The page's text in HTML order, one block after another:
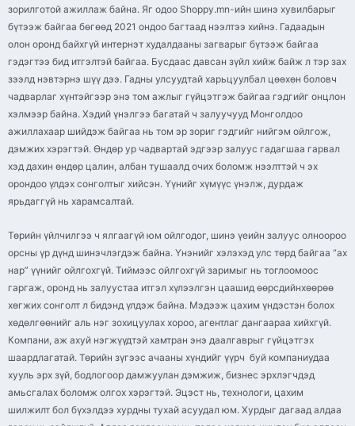
зорилготой ажиллаж байна. Яг одоо Shoppy.mn-ийн шинэ хувилбарыг
бүтээж байгаа бөгөөд 2021 ондоо багтаад нээлтээ хийнэ. Гадаадын
олон оронд байхгүй интернэт худалдааны загварыг бүтээж байгаа
гэдэгтээ бид итгэлтэй байгаа. Бусдаас давсан зүйл хийж байж л тэр зах
зээлд нэвтэрнэ шүү дээ. Гадны улсуудтай харьцуулбал цөөхөн боловч
чадварлаг хүнтэйгээр энэ том ажлыг гүйцэтгэж байгаа гэдгийг онцлон
хэлмээр байна. Хэдий үнэлгээ багатай ч залуучууд Монголдоо
ажиллахаар шийдэж байгаа нь том эр зориг гэдгийг нийгэм ойлгож,
дэмжих хэрэгтэй. Өндөр ур чадвартай эдгээр залуус гадагшаа гарвал
хэд дахин өндөр цалин, албан тушаалд очих боломж нээлттэй ч эх
орондоо үлдэх сонголтыг хийсэн. Үүнийг хүмүүс үнэлж, дурдаж
ярьдаггүй нь харамсалтай.
Төрийн үйлчилгээ ч ялгаагүй юм ойлгодог, шинэ үеийн залуус олноороо
орсны үр дүнд шинэчлэгдэж байна. Үнэнийг хэлэхэд улс төрд байгаа “ах
нар” үүнийг ойлгохгүй. Тиймээс ойлгохгүй заримыг нь тоглоомоос
гаргаж, оронд нь залуустаа итгэл хүлээлгэн цаашид өөрсдийнхөөрөө
хөгжих сонголт л бидэнд үлдэж байна. Мэдээж цахим үндэстэн болох
хөдөлгөөнийг аль нэг зохицуулах хороо, агентлаг дангаараа хийхгүй.
Компани, аж ахуй нэгжүүдтэй хамтран энэ даалгаврыг гүйцэтгэх
шаардлагатай. Төрийн зүгээс ачааны хүндийг үүрч буй компаниудаа
хууль эрх зүй, бодлогоор дамжуулан дэмжиж, бизнес эрхлэгчдэд
амьсгалах боломж олгох хэрэгтэй. Эцэст нь, технологи, цахим
шилжилт бол бүхэлдээ хурдны тухай асуудал юм. Хурдыг дагаад алдаа